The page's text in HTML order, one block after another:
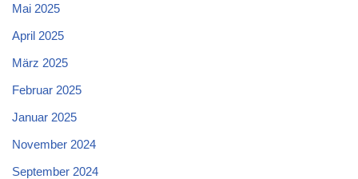
Mai 2025
April 2025
März 2025
Februar 2025
Januar 2025
November 2024
September 2024